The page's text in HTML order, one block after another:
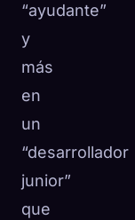
“ayudante”
y
más
en
un
“desarrollador
junior”
que